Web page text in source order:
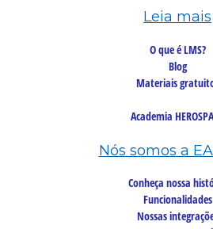
Leia mais
O que é LMS?
Blog
Materiais
Academia
Nós somos a
Conheça nossa
Funcionalidades
Nossas